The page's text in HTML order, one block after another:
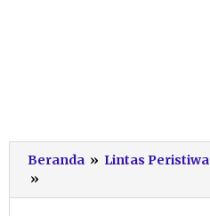
Beranda » Lintas Peristiwa
»
Banteng